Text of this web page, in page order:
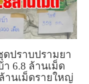
ดปราบปรามยา
6.8 ล้านเม็ด
านเม็ดรายใหญ่